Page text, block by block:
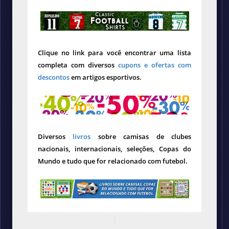
Clique no link para você encontrar uma lista
completa com diversos cupons e ofertas com
descontosem artigos esportivos.
Diversos livros sobre camisas de clubes
nacionais, internacionais, seleções, Copas do
Mundo e tudo que for relacionado com futebol.